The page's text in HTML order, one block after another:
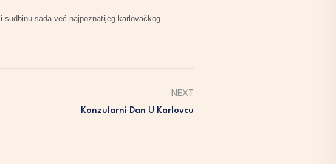
sada već najpoznatijeg karlovačkog
NEXT
Konzularni Dan U Karlovcu